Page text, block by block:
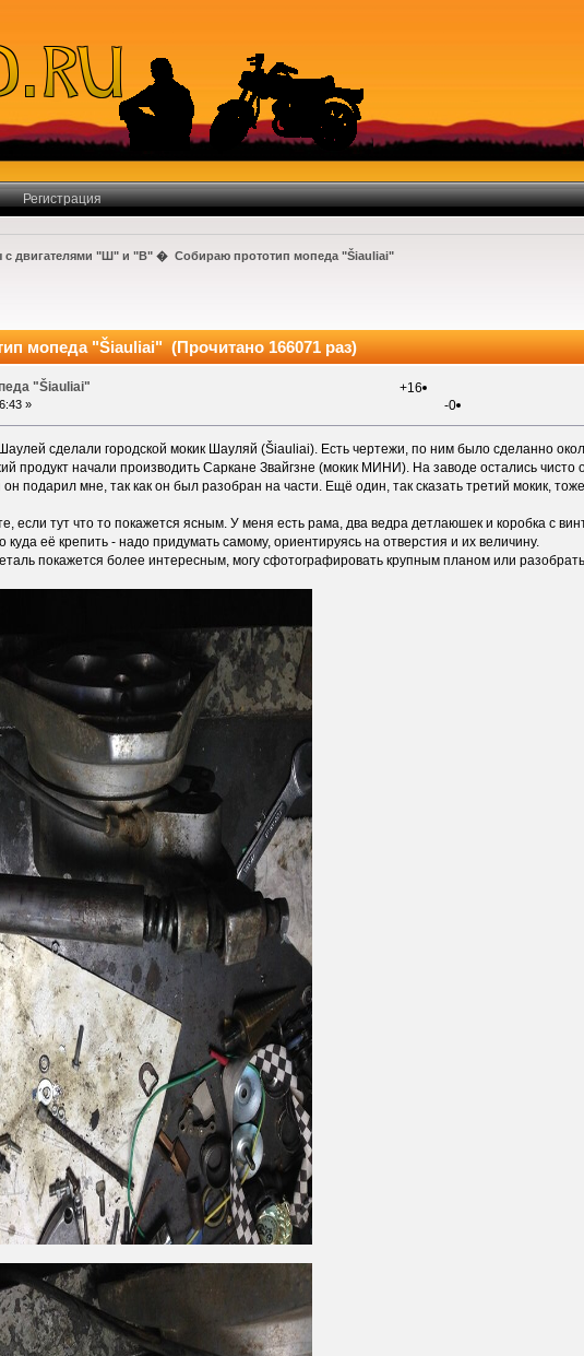
Регистрация
с двигателями "Ш" и "В" � Собираю прототип мопеда "Šiauliai"
мопеда "Šiauliai" (Прочитано 166071 раз)
"Šiauliai"
»
+16
-0
сделали городской мокик Шауляй (Šiauliai). Есть чертежи, по ним было сделанно
продукт начали производить Саркане Звайгзне (мокик МИНИ). На заводе остались
подарил мне, так как он был разобран на части. Ещё один, так сказать третий мокик,
если тут что то покажется ясным. У меня есть рама, два ведра детлаюшек и коробка с
куда её крепить - надо придумать самому, ориентируясь на отверстия и их величину.
покажется более интересным, могу сфотографировать крупным планом или